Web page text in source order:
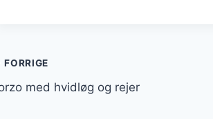
FORRIGE
med hvidløg og rejer